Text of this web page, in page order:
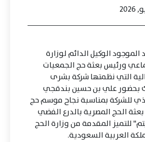
الوكيل الدائم لوزارة
ورئيس بعثة حج الجمعيات
التي نظمتها شركة بشرى
بحضور علي بن حسين بندقجي
للشركة بمناسبة نجاح موسم حج
بعثة الحج المصرية بالدرع الفضي
للتميز المقدمة من وزارة الحج
العربية السعودية.